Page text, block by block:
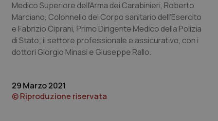
Sardegna
Sicilia
Umbria
Malattia di Crohn & Rettocolite Ulcerosa
Neuroscienze & patologie neurodegenerative
Oftalmologia
Medico Superiore dell'Arma dei Carabinieri, Roberto
Marciano, Colonnello del Corpo sanitario dell'Esercito
e Fabrizio Ciprani, Primo Dirigente Medico della Polizia
di Stato; il settore professionale e assicurativo, con i
dottori Giorgio Minasi e Giuseppe Rallo.
29 Marzo 2021
© Riproduzione riservata